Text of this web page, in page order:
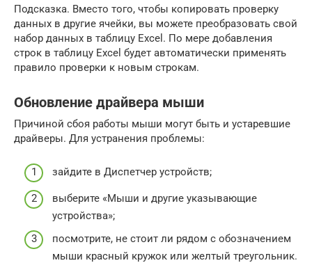
Подсказка. Вместо того, чтобы копировать проверку
данных в другие ячейки, вы можете преобразовать свой
набор данных в таблицу Excel. По мере добавления
строк в таблицу Excel будет автоматически применять
правило проверки к новым строкам.
Обновление драйвера мыши
Причиной сбоя работы мыши могут быть и устаревшие
драйверы. Для устранения проблемы:
зайдите в Диспетчер устройств;
выберите «Мыши и другие указывающие
устройства»;
посмотрите, не стоит ли рядом с обозначением
мыши красный кружок или желтый треугольник.